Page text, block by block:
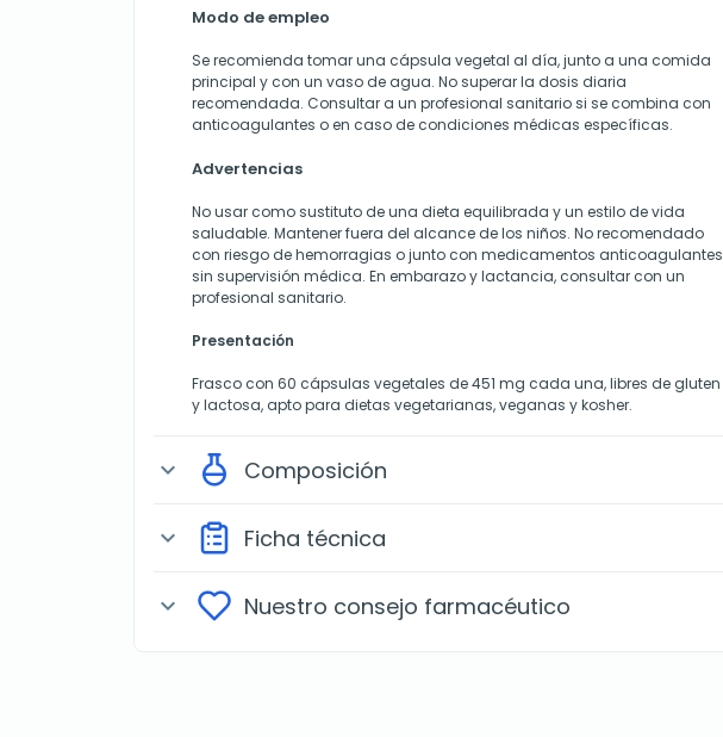
Modo de empleo
Se recomienda tomar una cápsula vegetal al día, junto a una comida
principal y con un vaso de agua. No superar la dosis diaria
recomendada. Consultar a un profesional sanitario si se combina con
anticoagulantes o en caso de condiciones médicas específicas.
Advertencias
No usar como sustituto de una dieta equilibrada y un estilo de vida
saludable. Mantener fuera del alcance de los niños. No recomendado
con riesgo de hemorragias o junto con medicamentos anticoagulantes
sin supervisión médica. En embarazo y lactancia, consultar con un
profesional sanitario.
Presentación
Frasco con 60 cápsulas vegetales de 451 mg cada una, libres de gluten
y lactosa, apto para dietas vegetarianas, veganas y kosher.
expand_more Composición
expand_more Ficha técnica
expand_more Nuestro consejo farmacéutico